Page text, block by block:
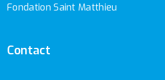
Fondation Saint Matthieu
Contact